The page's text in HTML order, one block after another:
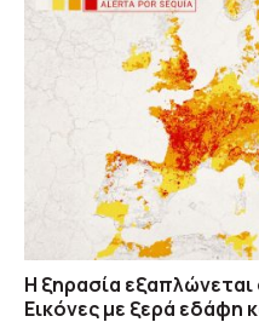
Η ξηρασία
Εικόνες με ξερά εδάφη